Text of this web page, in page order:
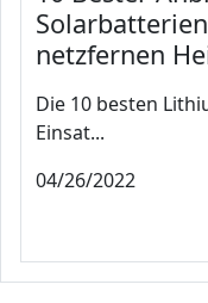
netzfernen
Die 10 besten
Einsat...
04/26/2022